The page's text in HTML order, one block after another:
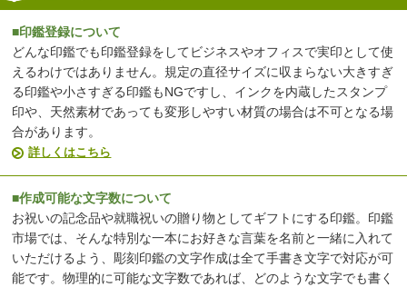
■印鑑登録について
どんな印鑑でも印鑑登録をしてビジネスやオフィスで実印として使
えるわけではありません。規定の直径サイズに収まらない大きすぎ
る印鑑や小さすぎる印鑑もNGですし、インクを内蔵したスタンプ
印や、天然素材であっても変形しやすい材質の場合は不可となる場
合があります。
詳しくはこちら
■作成可能な文字数について
お祝いの記念品や就職祝いの贈り物としてギフトにする印鑑。印鑑
市場では、そんな特別な一本にお好きな言葉を名前と一緒に入れて
いただけるよう、彫刻印鑑の文字作成は全て手書き文字で対応が可
能です。物理的に可能な文字数であれば、どのような文字でも書く